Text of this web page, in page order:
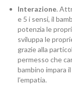
Interazione.
e 5 i sensi, il
potenzia le
sviluppa le
grazie alla
permesso che
bambino impara
l’empatia.